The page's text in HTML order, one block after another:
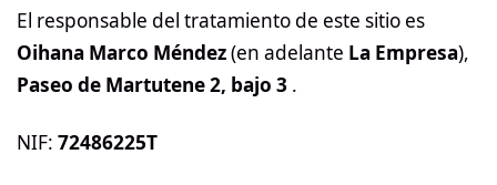
El responsable del tratamiento de este sitio es
Oihana Marco Méndez(en adelante La Empresa),
Paseo de Martutene 2, bajo 3 .
NIF: 72486225T